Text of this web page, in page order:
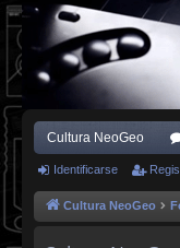
Cultura NeoGeo
Identificarse
Cultura NeoGeo